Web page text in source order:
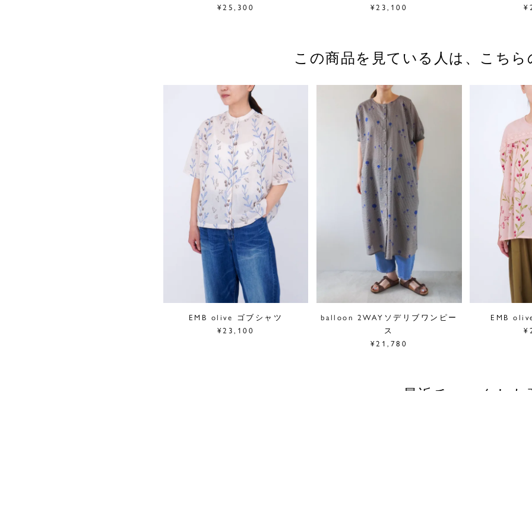
¥25,300
¥23,100
この商品を見ている人は、 こち
EMB olive ゴブシャツ
¥23,100
balloon 2WAYソデリブワンピー
ス
¥21,780
EMB
最近チェックした